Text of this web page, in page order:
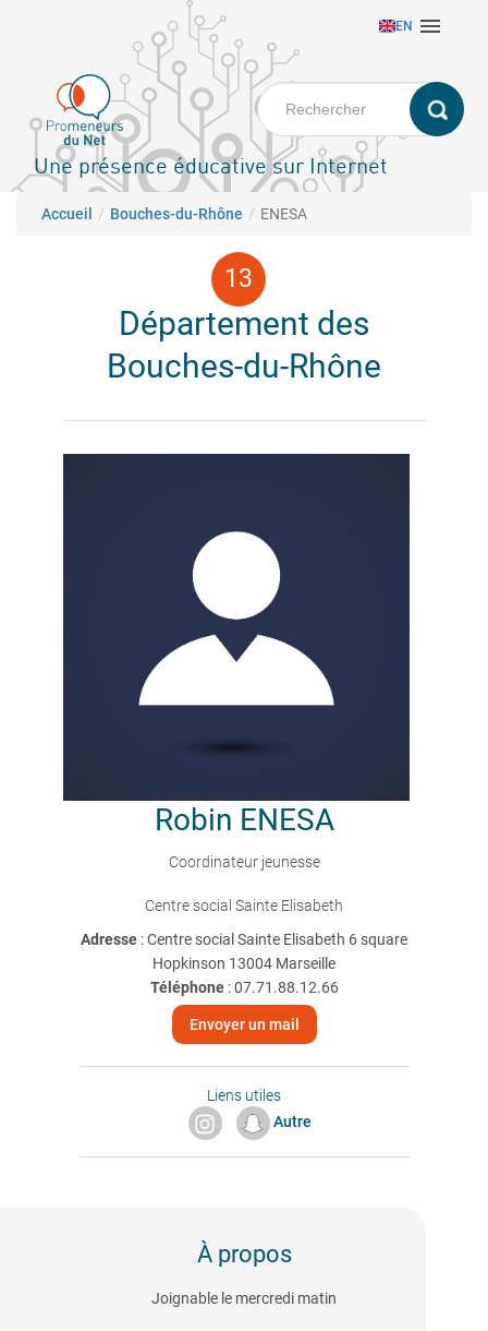
principal
EN 
Une présence éducative sur Internet
Fil d'Ariane
Accueil Bouches-du-Rhône ENESA
Département des
Bouches-du-Rhône
Robin ENESA
Coordinateur jeunesse
Centre social Sainte Elisabeth
Adresse : Centre social Sainte Elisabeth 6 square
Hopkinson 13004 Marseille
Téléphone:07.71.88.12.66
Envoyer un mail
Liens utiles
Autre
À propos
Joignable le mercredi matin